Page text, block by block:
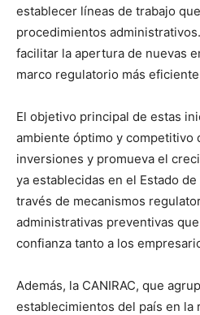
establecer líneas de trabajo
procedimientos
facilitar la apertura de nuevas
marco regulatorio más
El objetivo principal de estas
ambiente óptimo y competitivo
inversiones y promueva el
ya establecidas en el Estado
través de mecanismos
administrativas preventivas
confianza tanto a los
Además, la CANIRAC, que
establecimientos del país en la